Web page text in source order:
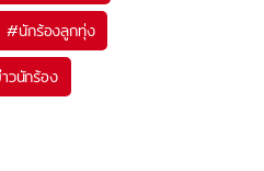
#นักร้องลูกทุ่ง
วนักร้อง